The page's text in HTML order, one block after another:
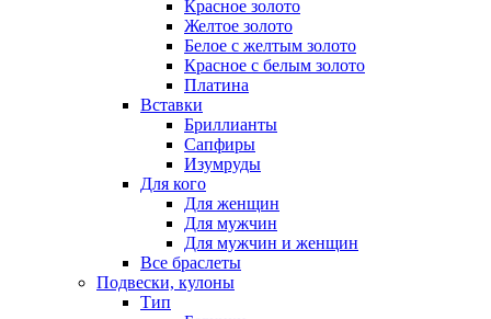
Красное золото
Желтое золото
Белое с желтым золото
Красное с белым золото
Платина
Вставки
Бриллианты
Сапфиры
Изумруды
Для кого
Для женщин
Для мужчин
Для мужчин и женщин
Все браслеты
Подвески, кулоны
Тип